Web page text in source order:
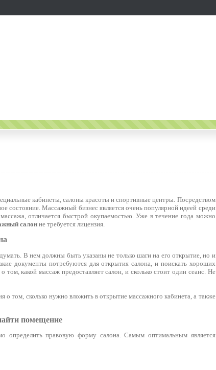
кабинеты, салоны красоты и спортивные центры. Посредством
состояние. Массажный бизнес является очень популярной идеей среди
отличается быстрой окупаемостью. Уже в течение года можно
салонне требуется лицензия.
В нем должны быть указаны не только шаги на его открытие, но и
документы потребуются для открытия салона, и поискать хороших
какой массаж предоставляет салон, и сколько стоит один сеанс. Не
о том, сколько нужно вложить в открытие массажного кабинета, а также
помещение
определить правовую форму салона. Самым оптимальным является